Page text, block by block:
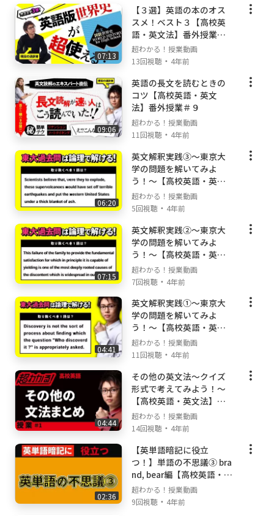
✨未来のあなたはこうなっている！✨
✅「alongとacross（英文法/前置詞）」の全体
像がわかる！
✅「alongとacross（英文法/前置詞）」の苦手
が克服される！
✅「alongとacross（英文法/前置詞）」の受験
問題に自力でチャレンジできる！
このオンライン授業では、超重要な英文法の構
造や基礎的な問題の解き方を丁寧に解説してい
ます。リアルの授業では絶対に表現できない動
画の魔法を体感すれば、教科書の内容や学校の
授業が、わかる！デキる！ようになっているは
ず！
⚡『超わかる！授業動画』とは⚡
中高生向けのオンライン授業をYouTubeで完全
無料配信している教育チャンネルです。
✅休校中の全国の学校・塾でもご活用・お勧め
いただいています。
✅中高生用の学校進路に沿った網羅的な授業動
画を配信しています。
✅「東大・京大・東工大・一橋大・旧帝大・早
慶・医学部合格者」を多数輩出しています。
✅勉強が嫌いな人や、勉強が苦手な人に向け
た、「圧倒的に丁寧・コンパクト」な動画が特
徴です。
✅大手予備校で800人以上の生徒を1:1で授業し
たプロ講師の「独創性」「情熱」溢れる最強の
授業。
✅ただ難関大学の合格者が出ているだけでな
く、受験を通して人として成長したとたくさん
の方からコメントやメールを頂いている、受験
の枠を超えたチャンネル。
✅外出できない生徒さんの自学自習に、今も全
国でご活用いただいております。
07:13
【３選】英語の本のオス
スメ！ベスト３【高校英
語・英文法】番外授業＃
１０
超わかる！授業動画
13回視聴 ・ 4年前
09:06
英語の長文を読むときの
コツ【高校英語・英文
法】番外授業＃９
超わかる！授業動画
11回視聴 ・ 4年前
06:20
英文解釈実践③〜東京大
学の問題を解いてみよ
う！〜【高校英語・英文
法】番外授業＃８
超わかる！授業動画
5回視聴 ・ 4年前
07:15
英文解釈実践②〜東京大
学の問題を解いてみよ
う！〜【高校英語・英文
法】番外授業＃７
超わかる！授業動画
7回視聴 ・ 4年前
04:41
英文解釈実践①〜東京大
学の問題を解いてみよ
う！〜【高校英語・英文
法】番外授業＃６
超わかる！授業動画
11回視聴 ・ 4年前
04:44
その他の英文法〜クイズ
形式で考えてみよう！〜
【高校英語・英文法】番
外授業＃５
超わかる！授業動画
14回視聴 ・ 4年前
02:36
【英単語暗記に役立
つ！】単語の不思議③ bra
nd, bear編【高校英語・英
文法】番外授業＃４
超わかる！授業動画
9回視聴 ・ 4年前